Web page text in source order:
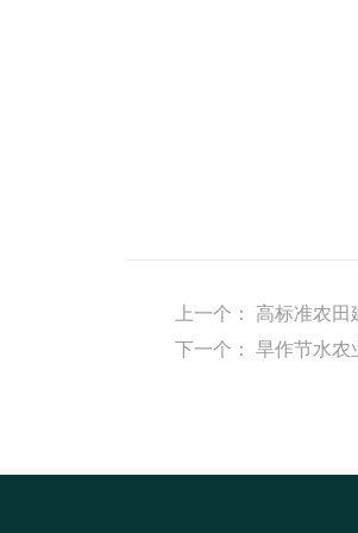
上一个：
高标准农田
下一个：
旱作节水农